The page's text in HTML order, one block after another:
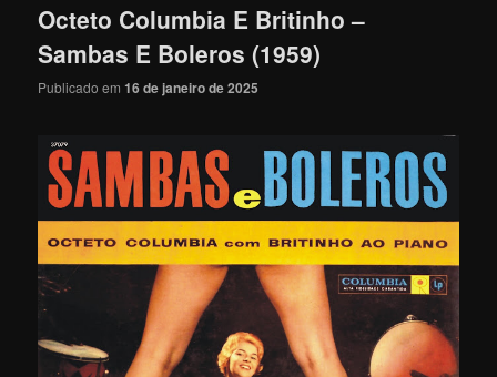
Octeto Columbia E Britinho –
Sambas E Boleros (1959)
Publicado em16 de janeiro de 2025